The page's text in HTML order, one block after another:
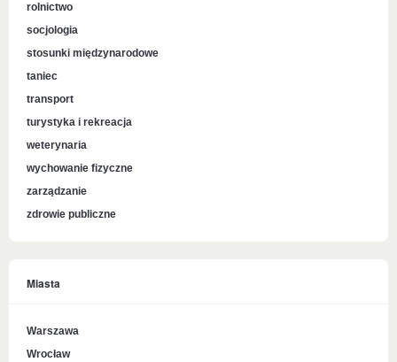
rolnictwo
socjologia
stosunki międzynarodowe
taniec
transport
turystyka i rekreacja
weterynaria
wychowanie fizyczne
zarządzanie
zdrowie publiczne
Miasta
Warszawa
Wrocław